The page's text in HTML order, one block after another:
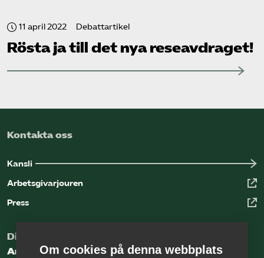
11 april 2022 Debattartikel
Rösta ja till det nya reseavdraget!
Kontakta oss
Kansli
Arbetsgivarjouren
Press
Digital kunskapsbank för arbetsgivare
Arbetsgivarguiden
Om cookies på denna webbplats